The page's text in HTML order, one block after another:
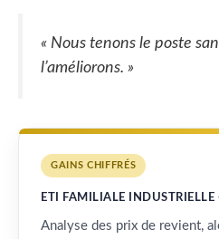
« Nous tenons le poste
l’améliorons. »
GAINS CHIFFRÉS
ETI FAMILIALE INDUSTRIELLE
Analyse des prix de revient,